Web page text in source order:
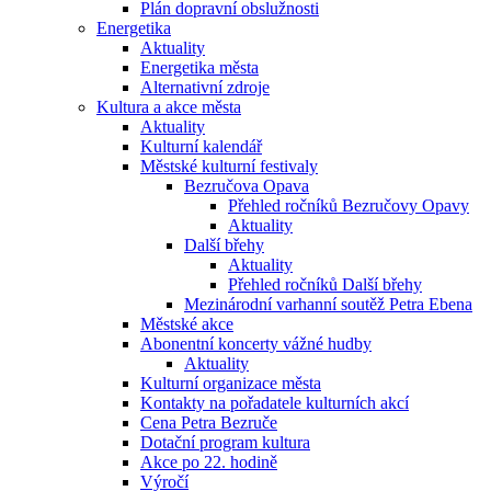
Plán dopravní obslužnosti
Energetika
Aktuality
Energetika města
Alternativní zdroje
Kultura a akce města
Aktuality
Kulturní kalendář
Městské kulturní festivaly
Bezručova Opava
Přehled ročníků Bezručovy Opavy
Aktuality
Další břehy
Aktuality
Přehled ročníků Další břehy
Mezinárodní varhanní soutěž Petra Ebena
Městské akce
Abonentní koncerty vážné hudby
Aktuality
Kulturní organizace města
Kontakty na pořadatele kulturních akcí
Cena Petra Bezruče
Dotační program kultura
Akce po 22. hodině
Výročí